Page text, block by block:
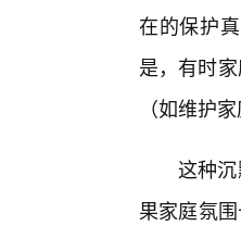
在的保护
是，有时
（如维护
这种
果家庭氛